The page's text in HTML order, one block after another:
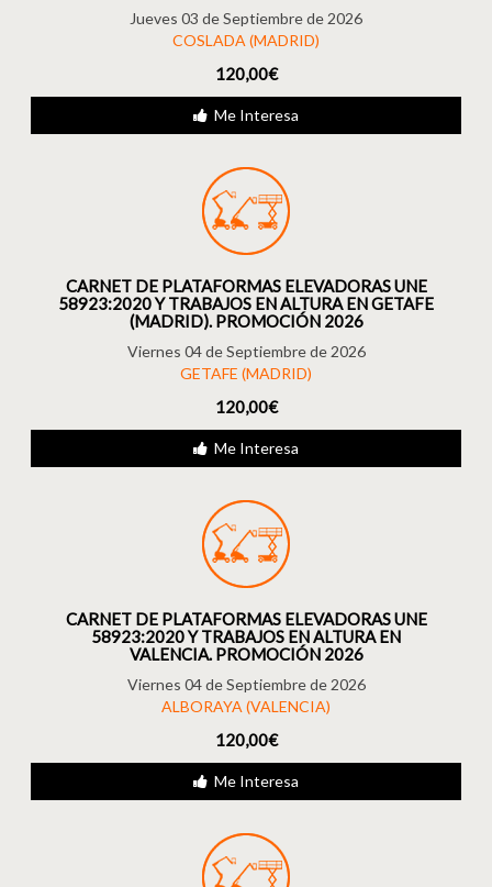
Jueves 03 de Septiembre de 2026
COSLADA (MADRID)
120,00€
Me Interesa
CARNET DE PLATAFORMAS ELEVADORAS UNE
58923:2020 Y TRABAJOS EN ALTURA EN GETAFE
(MADRID). PROMOCIÓN 2026
Viernes 04 de Septiembre de 2026
GETAFE (MADRID)
120,00€
Me Interesa
CARNET DE PLATAFORMAS ELEVADORAS UNE
58923:2020 Y TRABAJOS EN ALTURA EN
VALENCIA. PROMOCIÓN 2026
Viernes 04 de Septiembre de 2026
ALBORAYA (VALENCIA)
120,00€
Me Interesa